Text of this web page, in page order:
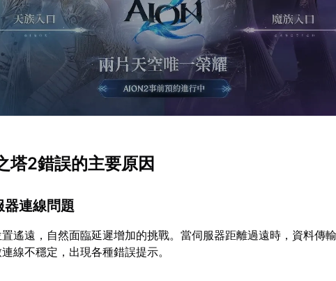
塔2錯誤的主要原因
器連線問題
遙遠，自然面臨延遲增加的挑戰。當伺服器距離過遠時，資料傳
線不穩定，出現各種錯誤提示。